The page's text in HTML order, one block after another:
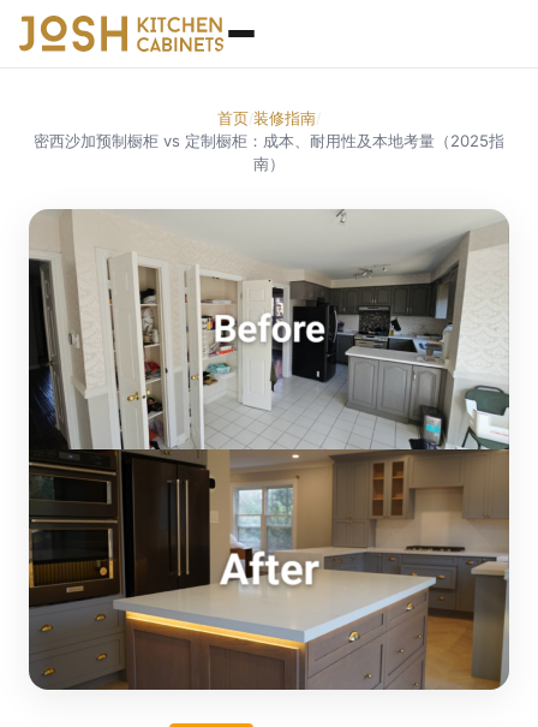
首页/装修指南/
密西沙加预制橱柜 vs 定制橱柜：成本、耐用性及本地考量（2025指
南）